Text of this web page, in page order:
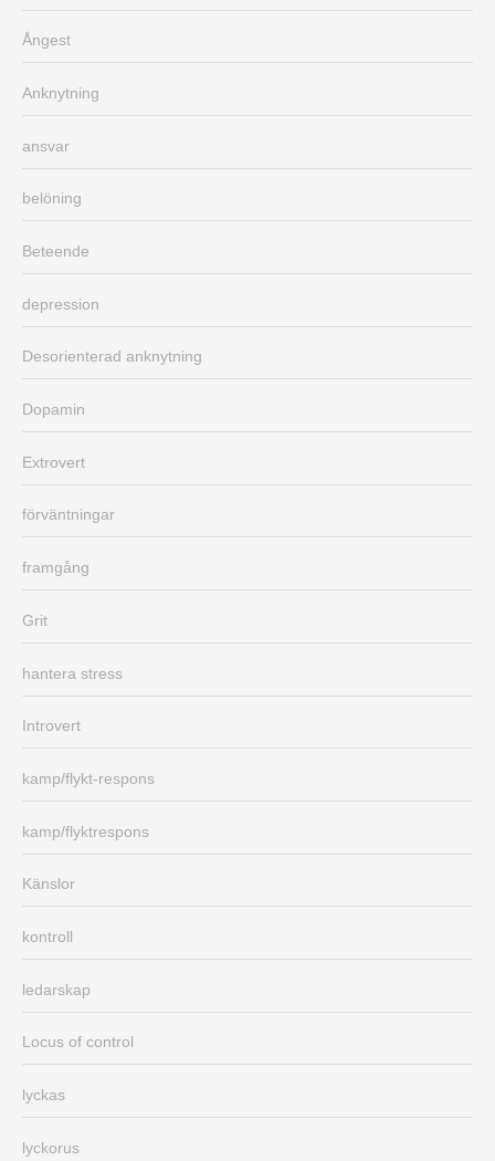
Ångest
Anknytning
ansvar
belöning
Beteende
depression
Desorienterad anknytning
Dopamin
Extrovert
förväntningar
framgång
Grit
hantera stress
Introvert
kamp/flykt-respons
kamp/flyktrespons
Känslor
kontroll
ledarskap
Locus of control
lyckas
lyckorus